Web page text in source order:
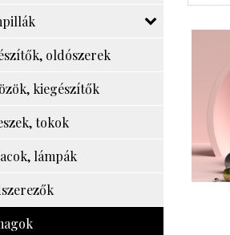
oldószerek
kiegészítők
tokok
lámpák